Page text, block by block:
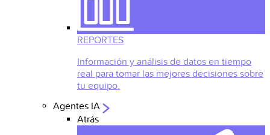
REPORTES
Información y análisis de datos en tiempo
real para tomar las mejores decisiones sobre
tu equipo.
Agentes IA
Atrás